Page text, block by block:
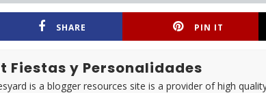
SHARE PIN IT
Fiestas y Personalidades
is a blogger resources site is a provider of high